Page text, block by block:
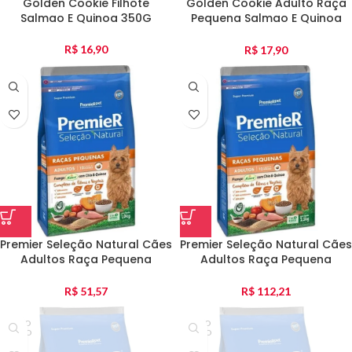
Golden Cookie Filhote
Salmao E Quinoa 350G
R$ 16,90
Golden Cookie Adulto Raça
Pequena Salmao E Quinoa
R$ 17,90
Premier Seleção Natural Cães
Adultos Raça Pequena
1Kg
R$ 51,57
Premier Seleção Natural Cães
Adultos Raça Pequena
2,5Kg
R$ 112,21
ESGO
TADO
ESGO
TADO